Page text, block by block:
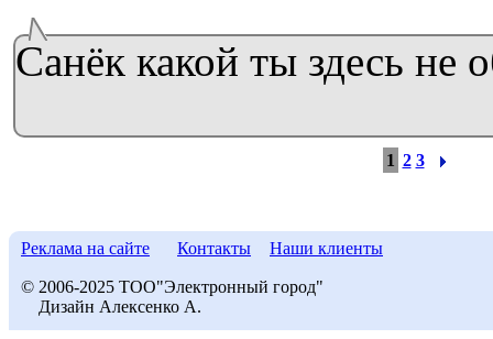
Санёк какой ты здесь
1 2 3
Реклама на сайте Контакты Наши клиенты
© 2006-2025 ТОО"Электронный город"
Дизайн Алексенко А.